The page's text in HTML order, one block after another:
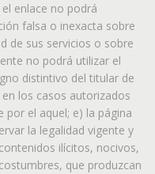
enlace no podrá
falsa o inexacta sobre
de sus servicios o sobre
no podrá utilizar el
distintivo del titular de
los casos autorizados
el aquel; e) la página
la legalidad vigente y
ilícitos, nocivos,
que produzcan